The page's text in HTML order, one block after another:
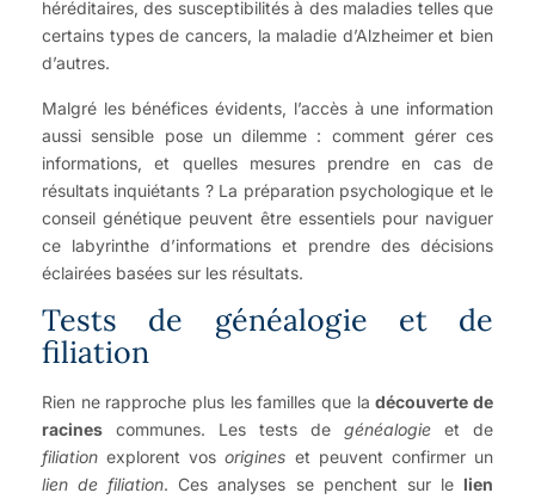
héréditaires, des susceptibilités à des maladies telles que
certains types de cancers, la maladie d’Alzheimer et bien
d’autres.
Malgré les bénéfices évidents, l’accès à une information
aussi sensible pose un dilemme : comment gérer ces
informations, et quelles mesures prendre en cas de
résultats inquiétants ? La préparation psychologique et le
conseil génétique peuvent être essentiels pour naviguer
ce labyrinthe d’informations et prendre des décisions
éclairées basées sur les résultats.
Tests de généalogie et de
filiation
Rien ne rapproche plus les familles que ladécouverte de
racines communes. Les tests de généalogie et de
filiation explorent vosorigines et peuvent confirmer un
lien de filiation. Ces analyses se penchent sur le lien